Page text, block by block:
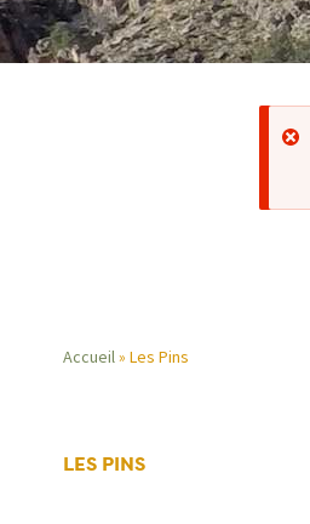
d'Ariane
Accueil Les Pins
LES PINS